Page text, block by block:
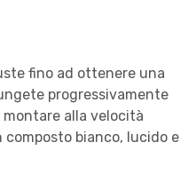
fino ad ottenere una
progressivamente
alla velocità
bianco, lucido e